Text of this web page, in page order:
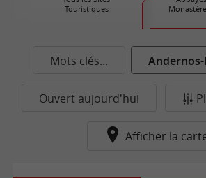
Touristiques
Mots clés... Andernos-
Ouvert aujourd'hui
Afficher la